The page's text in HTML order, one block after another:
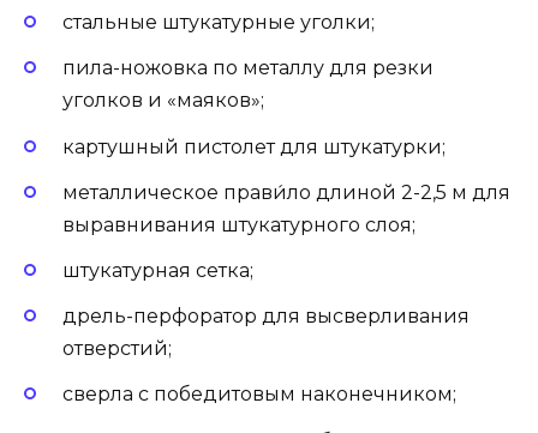
стальные штукатурные уголки;
пила-ножовка по металлу для резки
уголков и «маяков»;
картушный пистолет для штукатурки;
металлическое прави́ло длиной 2-2,5 м для
выравнивания штукатурного слоя;
штукатурная сетка;
дрель-перфоратор для высверливания
отверстий;
сверла с победитовым наконечником;